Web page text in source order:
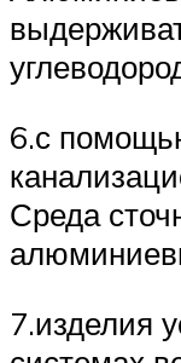
6.с
Среда
7.изделия